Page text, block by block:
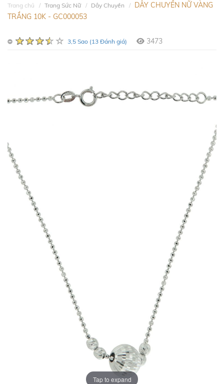
Trang chủ Trang Sức Nữ Dây Chuyền
DÂY CHUYỀN NỮ VÀNG
TRẮNG 10K - GC000053
3,5 Sao (13 Đánh giá) 3473
Tap to expand